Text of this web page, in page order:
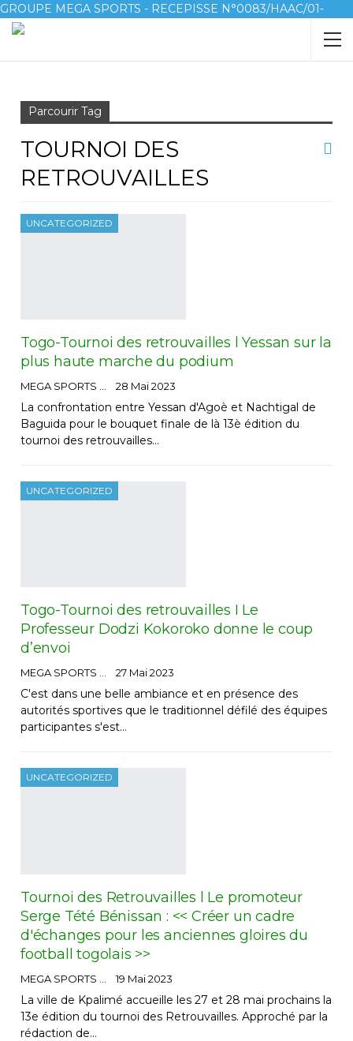
GROUPE MEGA SPORTS - RECEPISSE N°0083/HAAC/01-
2023/pl/P
Parcourir Tag
TOURNOI DES
RETROUVAILLES
UNCATEGORIZED
Togo-Tournoi des retrouvailles l Yessan sur la
plus haute marche du podium
28 Mai 2023
La confrontation entre Yessan d'Agoè et Nachtigal de
Baguida pour le bouquet finale de là 13è édition du
tournoi des retrouvailles…
UNCATEGORIZED
Togo-Tournoi des retrouvailles I Le
Professeur Dodzi Kokoroko donne le coup
d’envoi
MEGA SPORTS 27 Mai 2023
C'est dans une belle ambiance et en présence des
autorités sportives que le traditionnel défilé des équipes
participantes s'est…
UNCATEGORIZED
Tournoi des Retrouvailles l Le promoteur
Serge Tété Bénissan : << Créer un cadre
d'échanges pour les anciennes gloires du
football togolais >>
19 Mai 2023
La ville de Kpalimé accueille les 27 et 28 mai prochains la
13e édition du tournoi des Retrouvailles. Approché par la
rédaction de…